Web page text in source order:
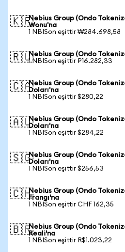
🇰🇷Nebius Group (Ondo
Wonu'na
1 NBISon eşittir ₩284.698,58
🇷🇺Nebius Group (Ondo
1 NBISon eşittir ₽16.282,33
🇨🇦Nebius Group (Ondo
Doları'na
1 NBISon eşittir $280,22
🇦🇺Nebius Group (Ondo
Doları'na
1 NBISon eşittir $284,22
🇸🇬Nebius Group (Ondo
Doları'na
1 NBISon eşittir $256,53
🇨🇭Nebius Group (Ondo
Frangı'na
1 NBISon eşittir CHF 162,35
🇧🇷Nebius Group (Ondo
Reali'na
1 NBISon eşittir R$1.023,22